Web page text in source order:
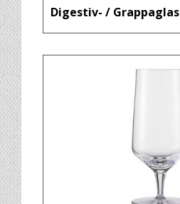
Digestiv- / Grappaglas